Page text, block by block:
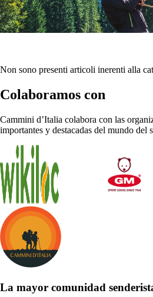
Non sono presenti articoli inerenti alla
Colaboramos con
Cammini d’Italia colabora con las
importantes y destacadas del mundo del
La mayor comunidad